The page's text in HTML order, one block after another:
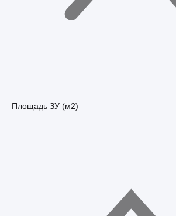
Площадь ЗУ (м2)